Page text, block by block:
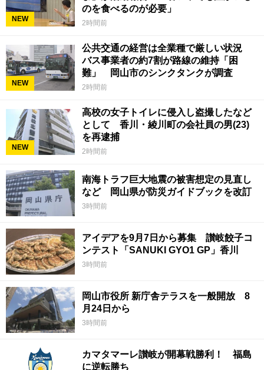
NEW
のを食べるのが必要」
2時間前
NEW
公共交通の経営は全業種で厳しい状況
バス事業者の約7割が路線の維持「困
難」 岡山市のシンクタンクが調査
2時間前
NEW
高校の女子トイレに侵入し盗撮したなど
として 香川・綾川町の会社員の男(23)
を再逮捕
2時間前
南海トラフ巨大地震の被害想定の見直し
など 岡山県が防災ガイドブックを改訂
3時間前
アイデアを9月7日から募集 讃岐餃子コ
ンテスト「SANUKI GYO1 GP」香川
3時間前
岡山市役所 新庁舎テラスを一般開放 8
月24日から
3時間前
カマタマーレ讃岐が開幕戦勝利！ 福島
に逆転勝ち